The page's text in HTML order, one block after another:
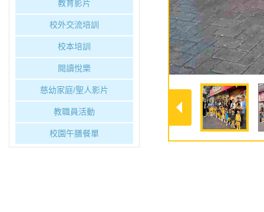
教育影片
校外交流培訓
校本培訓
閱讀悅樂
慈幼家庭/聖人影片
教職員活動
校園午膳餐單